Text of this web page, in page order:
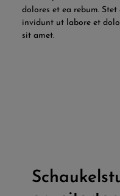
dolores et ea rebum.
invidunt ut labore et
sit amet.